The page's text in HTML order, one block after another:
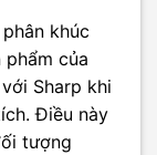
khúc
của
Sharp khi
Điều này
tượng